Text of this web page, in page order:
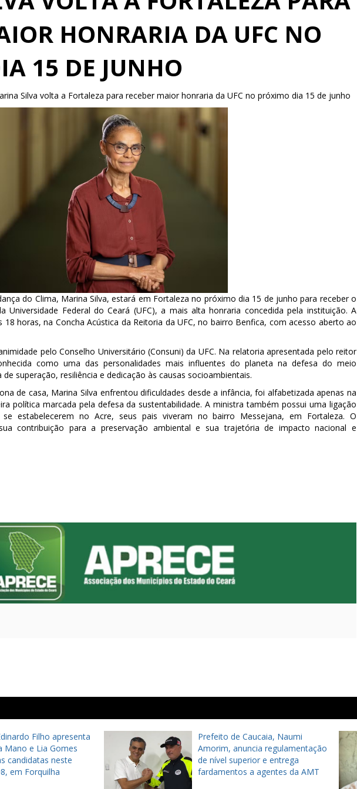
HONRARIA DA UFC NO
15 DE JUNHO
Silva volta a Fortaleza para receber maior honraria da UFC no próximo dia 15 de junho
do Clima, Marina Silva, estará em Fortaleza no próximo dia 15 de junho para receber o
Universidade Federal do Ceará (UFC), a mais alta honraria concedida pela instituição. A
horas, na Concha Acústica da Reitoria da UFC, no bairro Benfica, com acesso aberto ao
pelo Conselho Universitário (Consuni) da UFC. Na relatoria apresentada pelo reitor
como uma das personalidades mais influentes do planeta na defesa do meio
superação, resiliência e dedicação às causas socioambientais.
de casa, Marina Silva enfrentou dificuldades desde a infância, foi alfabetizada apenas na
política marcada pela defesa da sustentabilidade. A ministra também possui uma ligação
estabelecerem no Acre, seus pais viveram no bairro Messejana, em Fortaleza. O
contribuição para a preservação ambiental e sua trajetória de impacto nacional e
Filho apresenta
Mano e Lia Gomes
candidatas neste
em Forquilha
Prefeito de Caucaia, Naumi
Amorim, anuncia regulamentação
de nível superior e entrega
fardamentos a agentes da AMT